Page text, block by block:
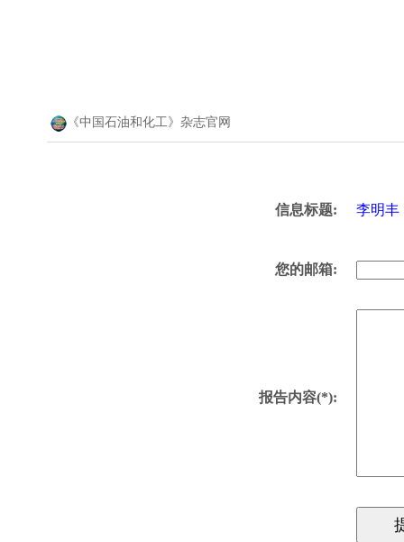
《中国石油和化工》杂志官网
信息标题: 李明丰
您的邮箱:
报告内容(*):